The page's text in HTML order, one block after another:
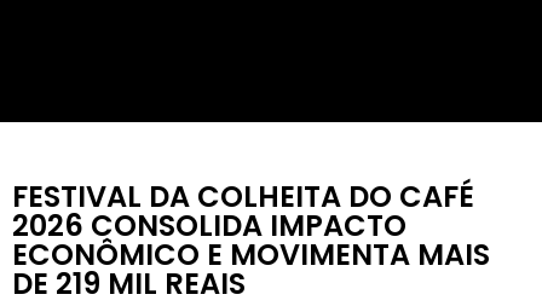
FESTIVAL DA COLHEITA DO CAFÉ
2026 CONSOLIDA IMPACTO
ECONÔMICO E MOVIMENTA MAIS
DE 219 MIL REAIS